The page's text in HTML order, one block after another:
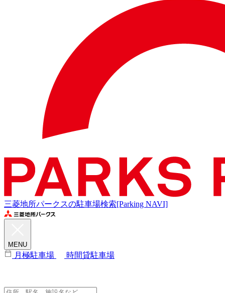
三菱地所パークスの駐車場検索[Parking NAVI]
MENU
月極駐車場 時間貸駐車場